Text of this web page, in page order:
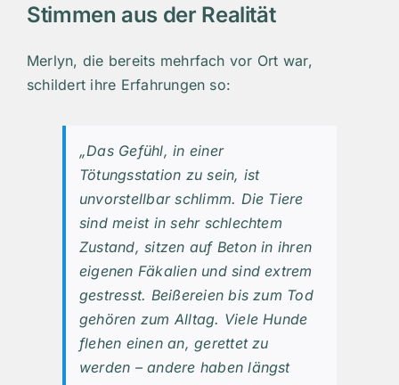
Stimmen aus der Realität
Merlyn, die bereits mehrfach vor Ort war,
schildert ihre Erfahrungen so:
„Das Gefühl, in einer
Tötungsstation zu sein, ist
unvorstellbar schlimm. Die Tiere
sind meist in sehr schlechtem
Zustand, sitzen auf Beton in ihren
eigenen Fäkalien und sind extrem
gestresst. Beißereien bis zum Tod
gehören zum Alltag. Viele Hunde
flehen einen an, gerettet zu
werden – andere haben längst